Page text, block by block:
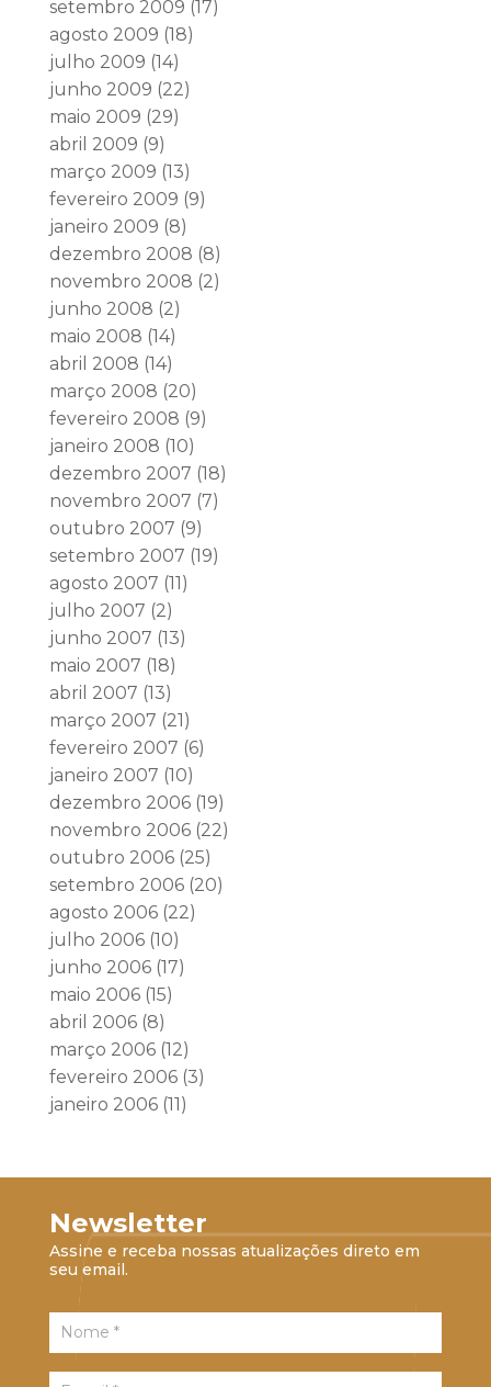
setembro 2009 (17)
agosto 2009 (18)
julho 2009 (14)
junho 2009 (22)
maio 2009 (29)
abril 2009 (9)
março 2009 (13)
fevereiro 2009 (9)
janeiro 2009 (8)
dezembro 2008 (8)
novembro 2008 (2)
junho 2008 (2)
maio 2008 (14)
abril 2008 (14)
março 2008 (20)
fevereiro 2008 (9)
janeiro 2008 (10)
dezembro 2007 (18)
novembro 2007 (7)
outubro 2007 (9)
setembro 2007 (19)
agosto 2007 (11)
julho 2007 (2)
junho 2007 (13)
maio 2007 (18)
abril 2007 (13)
março 2007 (21)
fevereiro 2007 (6)
janeiro 2007 (10)
dezembro 2006(19)
novembro 2006(22)
outubro 2006(25)
setembro 2006(20)
agosto 2006(22)
julho 2006(10)
junho 2006(17)
maio 2006(15)
abril 2006(8)
março 2006(12)
fevereiro 2006(3)
janeiro 2006(11)
Newsletter
Assine e receba nossas atualizações direto em
seu email.